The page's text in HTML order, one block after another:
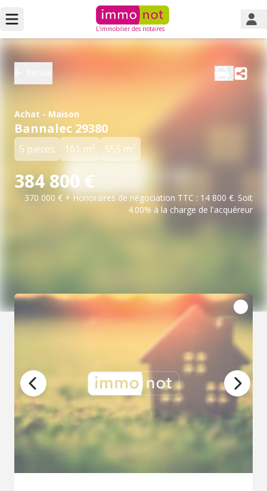
L'immobilier des notaires
Achat - Maison
Bannalec 29380
5 pièces 161 m2 555 m2
384 800 €
370 000 € + Honoraires de négociation TTC : 14 800 €. Soit
4.00% à la charge de l'acquéreur